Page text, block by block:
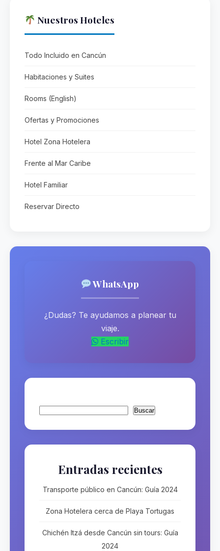
Nuestros Hoteles
Todo Incluido en Cancún
Habitaciones y Suites
Rooms (English)
Ofertas y Promociones
Hotel Zona Hotelera
Frente al Mar Caribe
Hotel Familiar
Reservar Directo
WhatsApp
¿Dudas? Te ayudamos a planear tu
viaje.
Escribir
Buscar
Entradas recientes
Transporte público en Cancún: Guía 2024
Zona Hotelera cerca de Playa Tortugas
Chichén Itzá desde Cancún sin tours: Guía
2024